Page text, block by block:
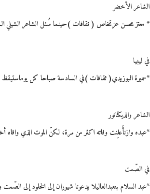
الشاعر الأخضر
* معتز محسن عزتخاص ( ثقافات )حينما سُئل الشاعر الشيلي
في ليبيا
*سميرة البوزيدي( ثقافات )في السادسة صباحا كل
الشاعر والديكتاتور
*عبده وازنأُعلِنت وفاته اكثر من مرة، لكنّ الموت الذي وافاه
في الصّمت
*عبد السلام بنعبدالعاليلا يدعونا شيوران إلى الخلود إلى